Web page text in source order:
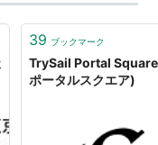
変カロリーはもっ
39 ブックマーク
TrySail Portal
ポータルスクエア)